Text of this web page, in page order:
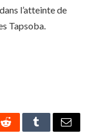
l’atteinte de
Tapsoba.
RedditTumblrEmail